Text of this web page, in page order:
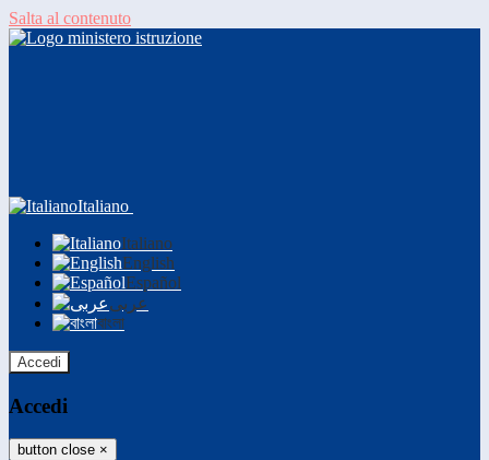
Salta al contenuto
Italiano
Italiano
English
Español
عربى
বাংলা
Accedi
Accedi
button close ×